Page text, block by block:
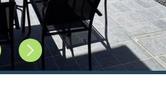
PrécédentSuivant